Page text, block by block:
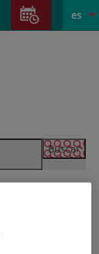
activo
es